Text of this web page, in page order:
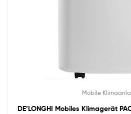
Mobile
DE’LONGHI Mobiles Klimagerät